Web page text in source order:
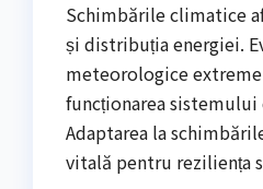
Schimbările climatice
și distribuția energiei.
meteorologice
funcționarea sistemului
Adaptarea la
vitală pentru reziliența